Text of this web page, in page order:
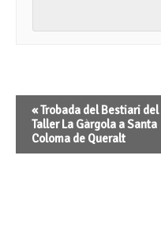
Navegació
d'Esdeveniment
«Trobada del Bestiari del
Taller La Gàrgola a Santa
Coloma de Queralt